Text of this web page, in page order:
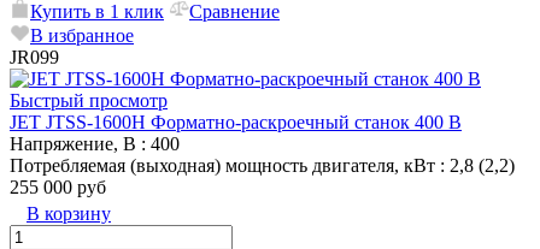
Купить в 1 клик
Сравнение
В избранное
JR099
Быстрый просмотр
JET JTSS-1600H Форматно-раскроечный станок 400 В
Напряжение, В : 400
Потребляемая (выходная) мощность двигателя, кВт : 2,8 (2,2)
255 000 руб
В корзину